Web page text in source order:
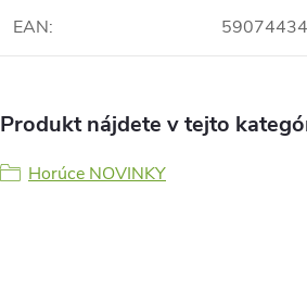
EAN:
Produkt nájdete v tejto
Horúce NOVINKY